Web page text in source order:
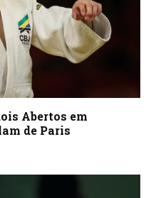
Abertos em
de Paris